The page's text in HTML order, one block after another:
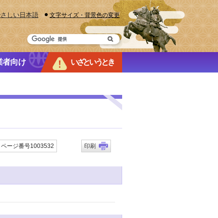
しい日本語 文字サイズ・背景色の変更
者向け いざというとき
ページ番号1003532 印刷